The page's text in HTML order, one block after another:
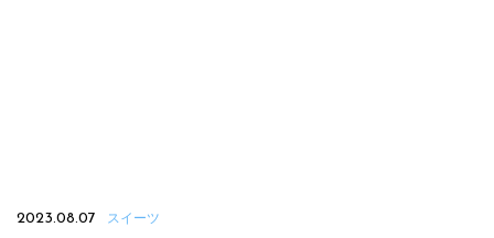
2023.08.07 スイーツ